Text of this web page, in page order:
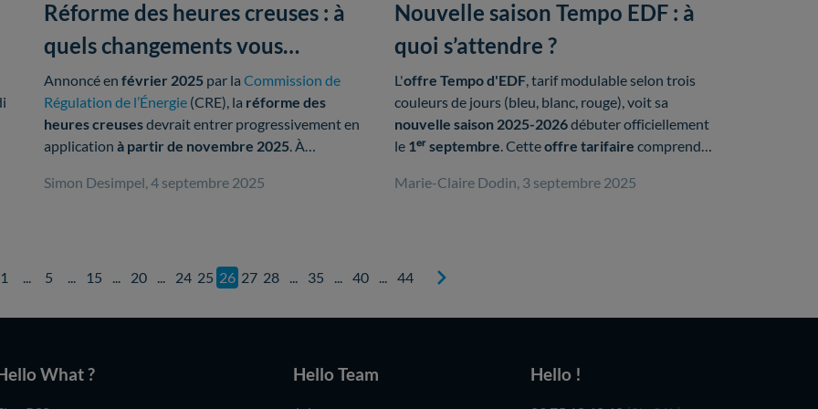
Réforme des heures creuses : à
quels changements vous
attendre ?
Annoncé en février 2025 par la Commission de
Régulation de l’Énergie (CRE), la réforme des
heures creusesdevrait entrer progressivement en
application à partir de novembre 2025. À
précisions ont été apportées.
Ce qui change en novembre 2025 :
supprimées le
entre
Simon Desimpel, 4 septembre 2025
Nouvelle saison Tempo EDF : à
quoi s’attendre ?
L'offre Tempo d'EDF, tarif modulable selon trois
couleurs de jours (bleu, blanc, rouge), voit sa
nouvelle saison 2025-2026débuter officiellement
le 1ᵉʳ septembre. Cetteoffre tarifaire comprend
tarif intermédiaireet 22jours rouges
Marie-Claire Dodin, 3 septembre 2025
1 5 15 20 24 25 26 27 28 35 40 44
What ? Hello Team Hello !